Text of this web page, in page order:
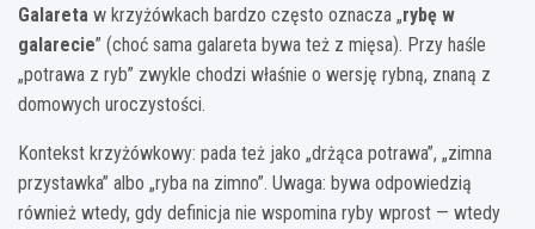
Galareta w krzyżówkach bardzo często oznacza „rybę w
galarecie” (choć sama galareta bywa też z mięsa). Przy haśle
„potrawa z ryb” zwykle chodzi właśnie o wersję rybną, znaną z
domowych uroczystości.
Kontekst krzyżówkowy: pada też jako „drżąca potrawa”, „zimna
przystawka” albo „ryba na zimno”. Uwaga: bywa odpowiedzią
również wtedy, gdy definicja nie wspomina ryby wprost — wtedy